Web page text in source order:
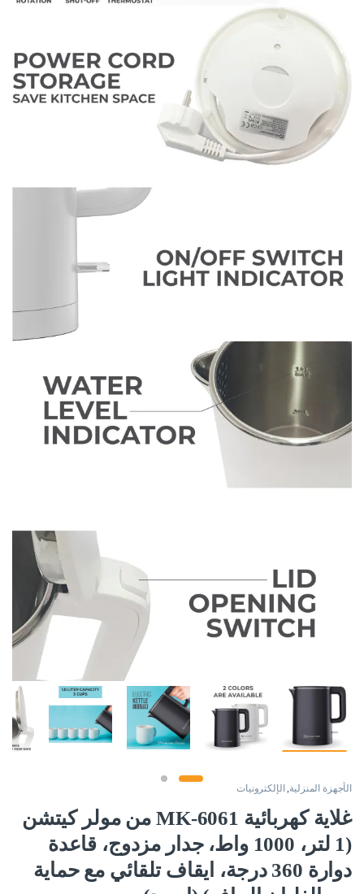
الأجهزة المنزلية, الإلكترونيات
غلاية كهربائية MK-6061 من مولر كيتشن
(1 لتر، 1000 واط، جدار مزدوج، قاعدة
دوارة 360 درجة، ايقاف تلقائي مع حماية